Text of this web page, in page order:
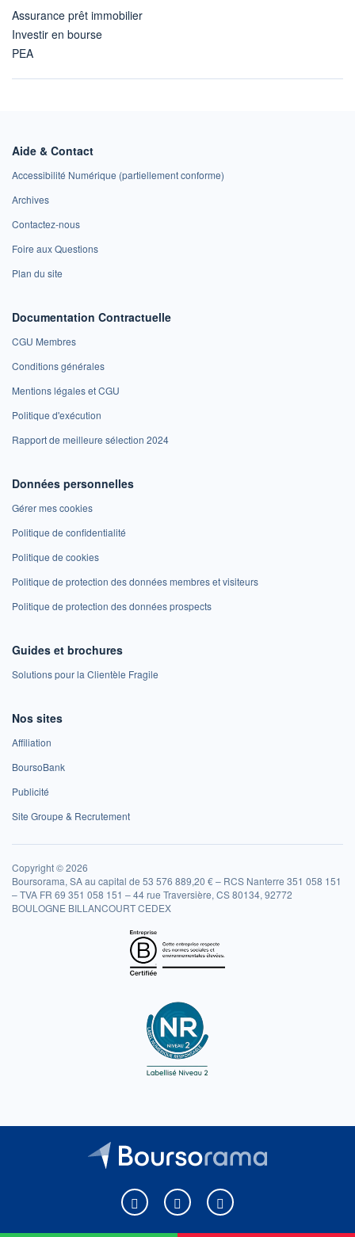
Assurance prêt immobilier
Investir en bourse
PEA
Aide & Contact
Accessibilité Numérique (partiellement conforme)
Archives
Contactez-nous
Foire aux Questions
Plan du site
Documentation Contractuelle
CGU Membres
Conditions générales
Mentions légales et CGU
Politique d'exécution
Rapport de meilleure sélection 2024
Données personnelles
Gérer mes cookies
Politique de confidentialité
Politique de cookies
Politique de protection des données membres et visiteurs
Politique de protection des données prospects
Guides et brochures
Solutions pour la Clientèle Fragile
Nos sites
Affiliation
BoursoBank
Publicité
Site Groupe & Recrutement
Copyright © 2026
Boursorama, SA au capital de 53 576 889,20 € – RCS Nanterre 351 058 151
– TVA FR 69 351 058 151 – 44 rue Traversière, CS 80134, 92772
BOULOGNE BILLANCOURT CEDEX
Boursorama sur Facebook
Boursorama sur XBoursorama sur